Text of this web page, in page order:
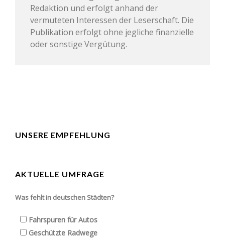
Redaktion und erfolgt anhand der
vermuteten Interessen der Leserschaft. Die
Publikation erfolgt ohne jegliche finanzielle
oder sonstige Vergütung.
UNSERE EMPFEHLUNG
AKTUELLE UMFRAGE
Was fehlt in deutschen Städten?
Fahrspuren für Autos
Geschützte Radwege